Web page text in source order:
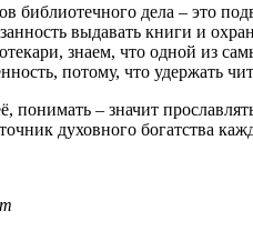
библиотечного дела – это
выдавать книги и
знаем, что одной из
потому, что удержать
понимать – значит
духовного богатства